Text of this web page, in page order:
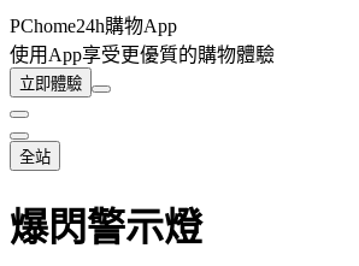
PChome24h購物App
使用App享受更優質的購物體驗
立即體驗
全站
爆閃警示燈